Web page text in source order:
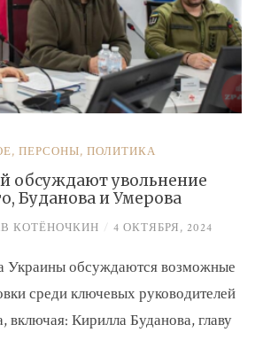
, ПЕРСОНЫ, ПОЛИТИКА
обсуждают увольнение
Буданова и Умерова
КОТЁНОЧКИН / 4 ОКТЯБРЯ, 2024
Украины обсуждаются возможные
среди ключевых руководителей
включая: Кирилла Буданова, главу